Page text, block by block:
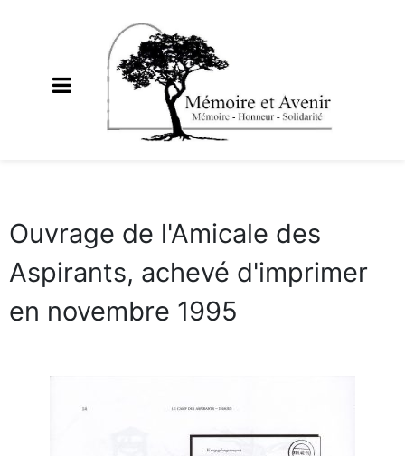
Ouvrage de l'Amicale des
Aspirants, achevé d'imprimer
en novembre 1995